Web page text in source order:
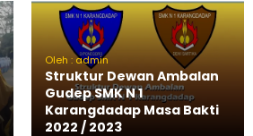
Oleh : admin
Struktur Dewan Ambalan
Gudep SMK N 1
Karangdadap Masa Bakti
2022 / 2023